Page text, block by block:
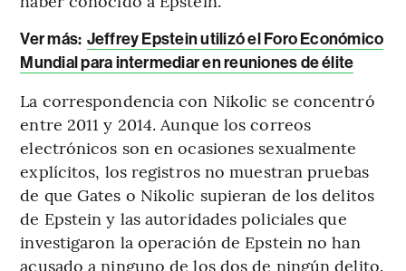
Ver más: Jeffrey Epstein utilizó el Foro Económico
Mundial para intermediar en reuniones de élite
La correspondencia con Nikolic se concentró
entre 2011 y 2014. Aunque los correos
electrónicos son en ocasiones sexualmente
explícitos, los registros no muestran pruebas
de que Gates o Nikolic supieran de los delitos
de Epstein y las autoridades policiales que
investigaron la operación de Epstein no han
acusado a ninguno de los dos de ningún delito.